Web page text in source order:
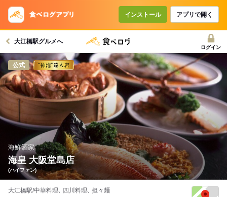
インストール アプリで開く
大江橋駅グルメへ
ログイン
公式
海鮮酒家
海皇 大阪堂島店
(ハイファン)
大江橋駅/中華料理､ 四川料理､ 担々麺
コースで使えるクーポン
戻る
クーポンを利用せず予約する